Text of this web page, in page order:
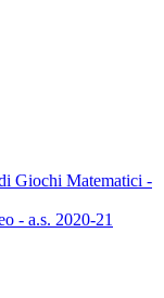
Giochi Matematici -
- a.s. 2020-21